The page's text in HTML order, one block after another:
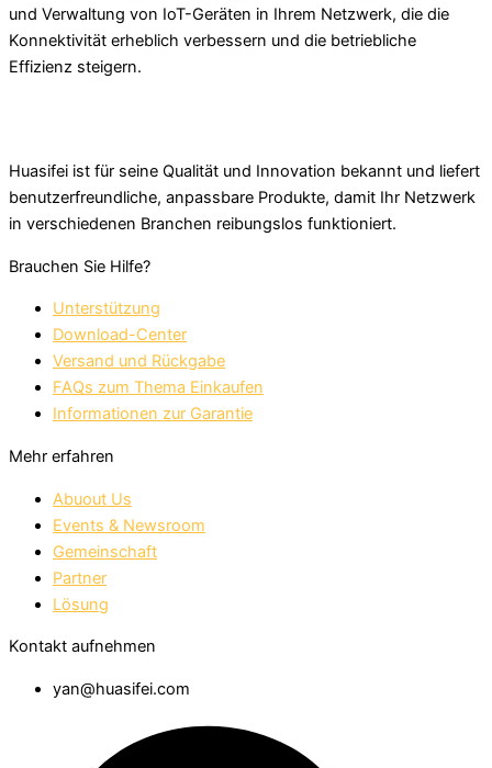
und Verwaltung von IoT-Geräten in Ihrem Netzwerk, die die
Konnektivität erheblich verbessern und die betriebliche
Effizienz steigern.
Huasifei ist für seine Qualität und Innovation bekannt und liefert
benutzerfreundliche, anpassbare Produkte, damit Ihr Netzwerk
in verschiedenen Branchen reibungslos funktioniert.
Brauchen Sie Hilfe?
Unterstützung
Download-Center
Versand und Rückgabe
FAQs zum Thema Einkaufen
Informationen zur Garantie
Mehr erfahren
Abuout Us
Events & Newsroom
Gemeinschaft
Partner
Lösung
Kontakt aufnehmen
yan@huasifei.com